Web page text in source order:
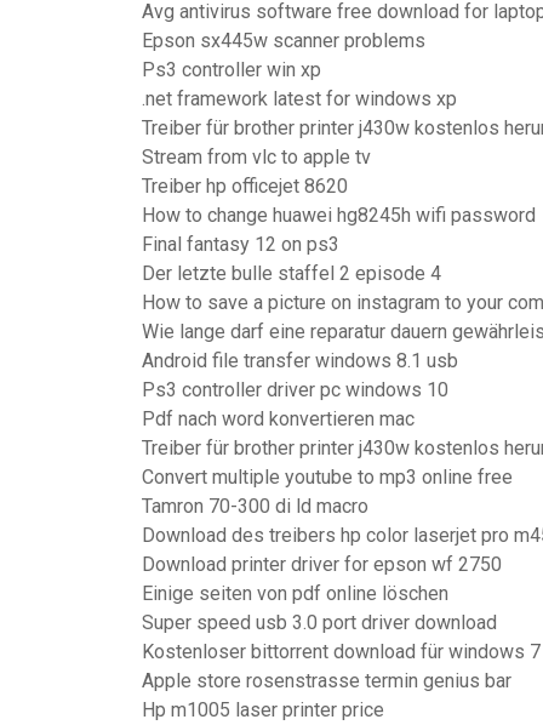
Avg antivirus software free download for
Epson sx445w scanner problems
Ps3 controller win xp
.net framework latest for windows xp
Treiber für brother printer j430w kostenlos
Stream from vlc to apple tv
Treiber hp officejet 8620
How to change huawei hg8245h wifi password
Final fantasy 12 on ps3
Der letzte bulle staffel 2 episode 4
How to save a picture on instagram to your
Wie lange darf eine reparatur dauern
Android file transfer windows 8.1 usb
Ps3 controller driver pc windows 10
Pdf nach word konvertieren mac
Treiber für brother printer j430w kostenlos
Convert multiple youtube to mp3 online free
Tamron 70-300 di ld macro
Download des treibers hp color laserjet pro
Download printer driver for epson wf 2750
Einige seiten von pdf online löschen
Super speed usb 3.0 port driver download
Kostenloser bittorrent download für windows 7
Apple store rosenstrasse termin genius bar
Hp m1005 laser printer price